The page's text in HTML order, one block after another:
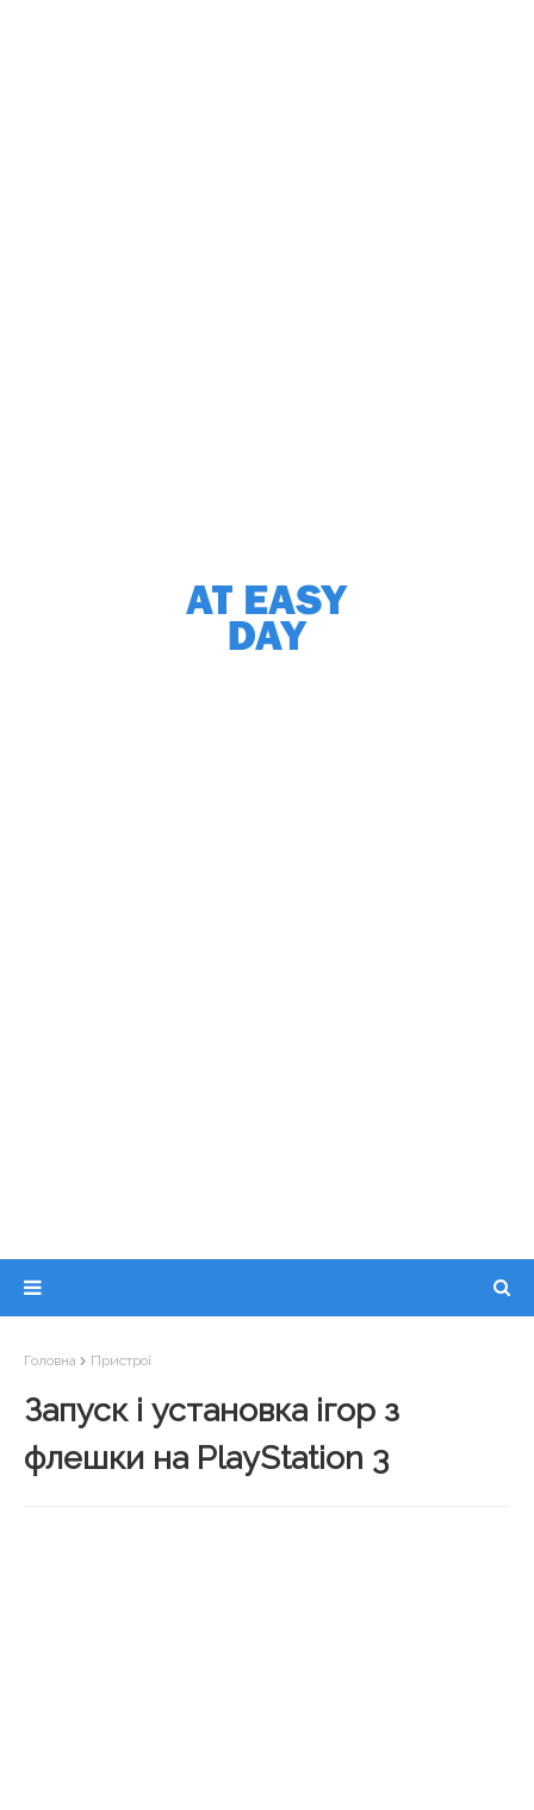
Головна Пристрої
Запуск і установка ігор з
флешки на PlayStation 3